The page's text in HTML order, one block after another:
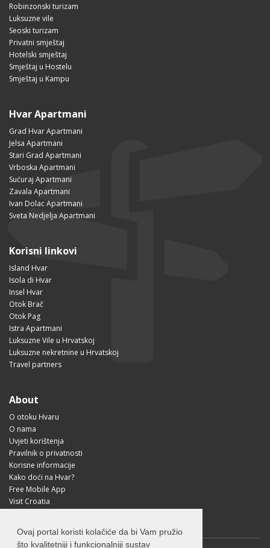
Ovaj portal koristi kolačiće da bi Vam pružio
što kvalitetniji i funkcionalniji sustav
Robinzonski turizam
Luksuzne vile
Seoski turizam
Privatni smještaj
Hotelski smještaj
Smještaj u Hostelu
Smještaj u Kampu
Hvar Apartmani
Grad Hvar Apartmani
Jelsa Apartmani
Stari Grad Apartmani
Vrboska Apartmani
Sućuraj Apartmani
Zavala Apartmani
Ivan Dolac Apartmani
Sveta Nedjelja Apartmani
Korisni linkovi
Island Hvar
Isola di Hvar
Insel Hvar
Otok Brač
Otok Pag
Istra Apartmani
Luksuzne Vile u Hrvatskoj
Luksuzne nekretnine u Hrvatskoj
Travel partners
About
O otoku Hvaru
O nama
Uvjeti korištenja
Pravilnik o privatnosti
Korisne informacije
Kako doći na Hvar?
Free Mobile App
Visit Croatia